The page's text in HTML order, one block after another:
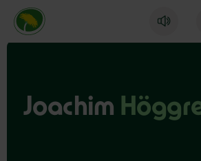
Miljöpartiet de gröna, startsida
Joachim